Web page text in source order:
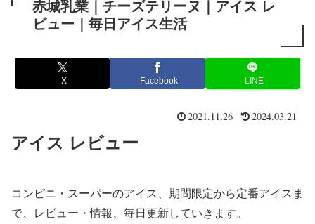
赤城乳業｜チーズテリーヌ｜アイス レ
ビュー｜毎日アイス生活
X Facebook LINE
2021.11.26 2024.03.21
アイス レビュー
コンビニ・スーパーのアイス、期間限定から定番アイスま
で、レビュー・情報、毎日更新していきます。